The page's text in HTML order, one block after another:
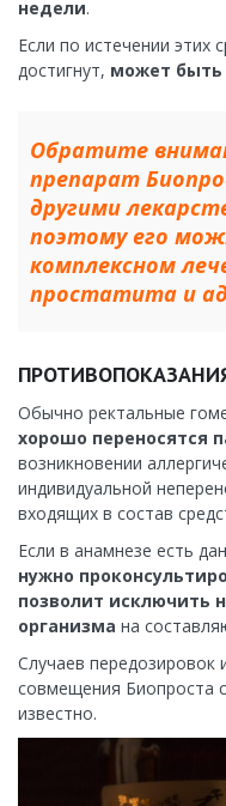
недели.
Если по истечении этих
достигнут, может быть
Обратите
препарат
другими
поэтому его
комплексном
простатита и
Обычно ректальные
хорошо переносятся
возникновении
индивидуальной
входящих в состав
Если в анамнезе есть
нужно
позволит исключить
организма на
Случаев передозировок
совмещения Биопроста
известно.